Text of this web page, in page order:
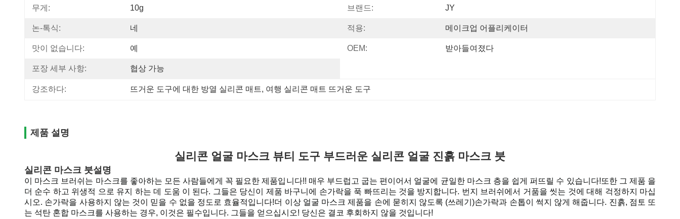
무게: 10g 브랜드: JY
논-톡식: 네 적용: 메이크업 어플리케이터
맛이 없습니다: 예 OEM: 받아들여졌다
포장 세부 사항: 협상 가능
강조하다: 뜨거운 도구에 대한 방열 실리콘 매트, 여행 실리콘 매트 뜨거운 도구
제품 설명
실리콘 얼굴 마스크 뷰티 도구 부드러운 실리콘 얼굴 진흙 마스크 붓
실리콘 마스크 붓설명
이 마스크 브러쉬는 마스크를 좋아하는 모든 사람들에게 꼭 필요한 제품입니다!! 매우 부드럽고 굽는 편이어서 얼굴에 균일한 마스크 층을 쉽게 퍼뜨릴 수 있습니다!또한 그 제품 을
더 순수 하고 위생적 으로 유지 하는 데 도움 이 된다. 그들은 당신이 제품 바구니에 손가락을 푹 빠뜨리는 것을 방지합니다. 번지 브러쉬에서 거품을 씻는 것에 대해 걱정하지 마십
시오. 손가락을 사용하지 않는 것이 믿을 수 없을 정도로 효율적입니다!더 이상 얼굴 마스크 제품을 손에 묻히지 않도록 (쓰레기)손가락과 손톱이 썩지 않게 해줍니다. 진흙, 점토 또
는 석탄 혼합 마스크를 사용하는 경우, 이것은 필수입니다. 그들을 얻으십시오! 당신은 결코 후회하지 않을 것입니다!